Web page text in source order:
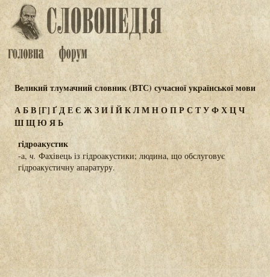
Великий тлумачний словник (ВТС) сучасної української мови
АБВ[Г] ҐДЕЄ ЖЗИЇЙКЛМНОПР СТУФХЦЧ
ШЩЮЯЬ
гідроакустик
-а, ч. Фахівець із гідроакустики; людина, що обслуговує
гідроакустичну апаратуру.